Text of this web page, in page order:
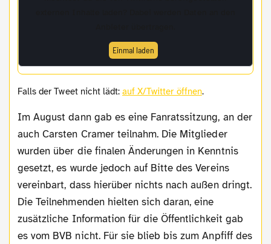
Einmal laden
Falls der Tweet nicht lädt:auf X/Twitter öffnen.
Im August dann gab es eine Fanratssitzung, an der
auch Carsten Cramer teilnahm. Die Mitglieder
wurden über die finalen Änderungen in Kenntnis
gesetzt, es wurde jedoch auf Bitte des Vereins
vereinbart, dass hierüber nichts nach außen dringt.
Die Teilnehmenden hielten sich daran, eine
zusätzliche Information für die Öffentlichkeit gab
es vom BVB nicht. Für sie blieb bis zum Anpfiff des